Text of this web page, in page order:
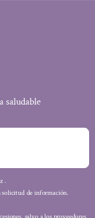
saludable
.
de información.